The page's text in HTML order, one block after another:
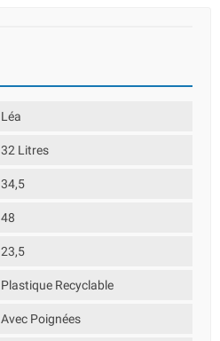
Léa
32 Litres
34,5
48
23,5
Plastique Recyclable
Avec Poignées